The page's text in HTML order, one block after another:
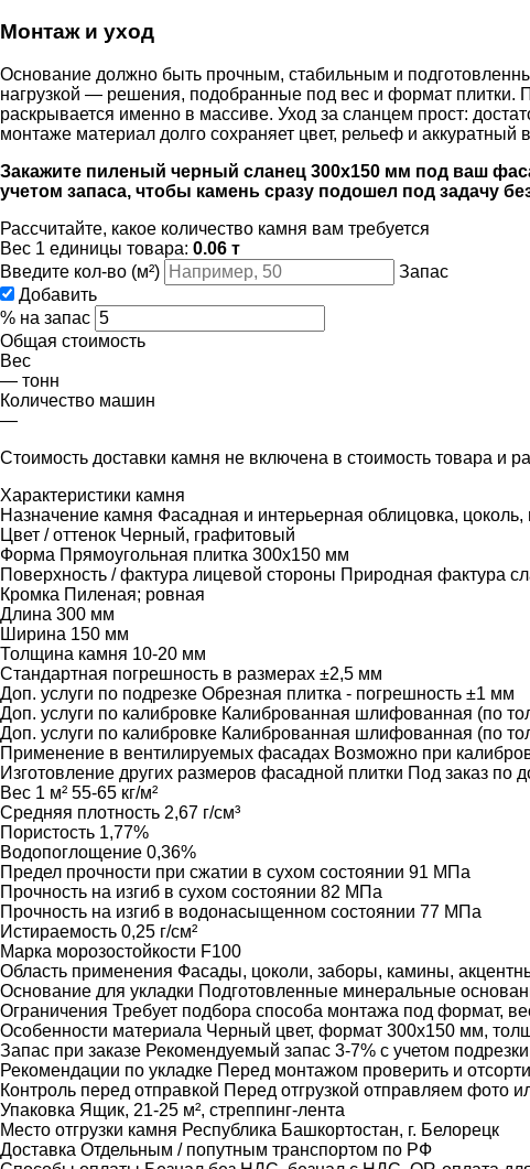
Монтаж и уход
Основание должно быть прочным, стабильным и
нагрузкой — решения, подобранные под вес и формат плитки.
раскрывается именно в массиве. Уход за сланцем прост:
монтаже материал долго сохраняет цвет, рельеф и аккуратный
Закажите пиленый черный сланец 300х150 мм под ваш
учетом запаса, чтобы камень сразу подошел под задачу
Рассчитайте, какое количество камня вам требуется
Вес 1 единицы товара: 0.06 т
Введите кол-во (м²)
Запас
Добавить
% на запас
Общая стоимость
Вес
— тонн
Количество машин
—
Стоимость доставки камня не включена в стоимость товара и
Характеристики камня
Назначение камня Фасадная и интерьерная облицовка,
Цвет / оттенок Черный, графитовый
Форма Прямоугольная плитка 300х150 мм
Поверхность / фактура лицевой стороны Природная фактура
Кромка Пиленая; ровная
Длина 300 мм
Ширина 150 мм
Толщина камня 10-20 мм
Стандартная погрешность в размерах ±2,5 мм
Доп. услуги по подрезке Обрезная плитка - погрешность ±1 мм
Доп. услуги по калибровке Калиброванная шлифованная (по
Доп. услуги по калибровке Калиброванная шлифованная (по
Применение в вентилируемых фасадах Возможно при
Изготовление других размеров фасадной плитки Под заказ по
Вес 1 м² 55-65 кг/м²
Средняя плотность 2,67 г/см³
Пористость 1,77%
Водопоглощение 0,36%
Предел прочности при сжатии в сухом состоянии 91 МПа
Прочность на изгиб в сухом состоянии 82 МПа
Прочность на изгиб в водонасыщенном состоянии 77 МПа
Истираемость 0,25 г/см²
Марка морозостойкости F100
Область применения Фасады, цоколи, заборы, камины,
Основание для укладки Подготовленные минеральные
Ограничения Требует подбора способа монтажа под формат,
Особенности материала Черный цвет, формат 300х150 мм,
Запас при заказе Рекомендуемый запас 3-7% с учетом
Рекомендации по укладке Перед монтажом проверить и
Контроль перед отправкой Перед отгрузкой отправляем фото
Упаковка Ящик, 21-25 м², стреппинг-лента
Место отгрузки камня Республика Башкортостан, г. Белорецк
Доставка Отдельным / попутным транспортом по РФ